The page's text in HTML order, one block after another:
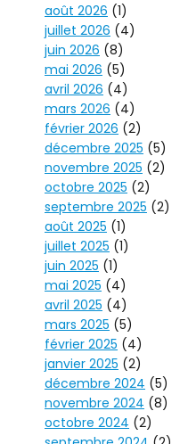
août 2026 (1)
juillet 2026 (4)
juin 2026 (8)
mai 2026 (5)
avril 2026 (4)
mars 2026 (4)
février 2026 (2)
décembre 2025 (5)
novembre 2025 (2)
octobre 2025 (2)
septembre 2025 (2)
août 2025 (1)
juillet 2025 (1)
juin 2025 (1)
mai 2025 (4)
avril 2025 (4)
mars 2025 (5)
février 2025 (4)
janvier 2025 (2)
décembre 2024 (5)
novembre 2024 (8)
octobre 2024 (2)